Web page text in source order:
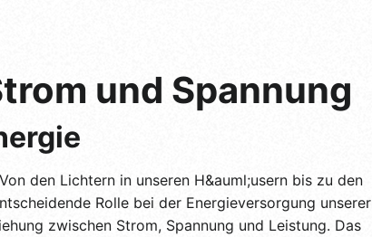
und Spannung
den Lichtern in unseren H&auml;usern bis zu den
Rolle bei der Energieversorgung unserer
zwischen Strom, Spannung und Leistung. Das